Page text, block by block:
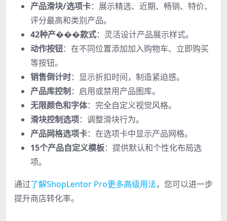
产品滑块/选项卡：展示精选、近期、畅销、特价、
评分最高和类别产品。
42种产���款式：灵活设计产品展示样式。
动作按钮：在不同位置添加加入购物车、立即购买
等按钮。
销售倒计时：显示折扣时间，制造紧迫感。
产品库控制 ：启用或禁用产品图库。
无限颜色和字体：完全自定义视觉风格。
滑块控制选项：调整滑块行为。
产品网格选项卡：在选项卡中显示产品网格。
15个产品自定义模板：提供默认和个性化布局选
项。
通过了解ShopLentor Pro更多高级用法，您可以进一步
提升商店转化率。